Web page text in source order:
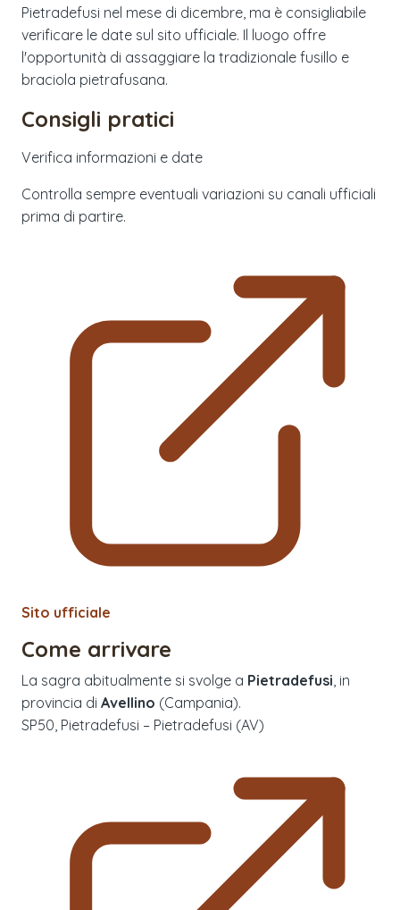
Pietradefusi nel mese di dicembre, ma è consigliabile
verificare le date sul sito ufficiale. Il luogo offre
l'opportunità di assaggiare la tradizionale fusillo e
braciola pietrafusana.
Consigli pratici
Verifica informazioni e date
Controlla sempre eventuali variazioni su canali ufficiali
prima di partire.
Sito ufficiale
Come arrivare
La sagra abitualmente si svolge a Pietradefusi , in
provincia di Avellino (Campania).
SP50, Pietradefusi – Pietradefusi (AV)